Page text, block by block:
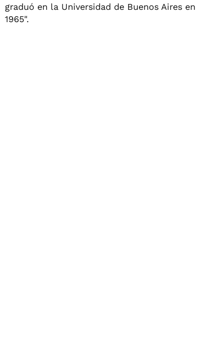
graduó en la Universidad de Buenos Aires en
1965".